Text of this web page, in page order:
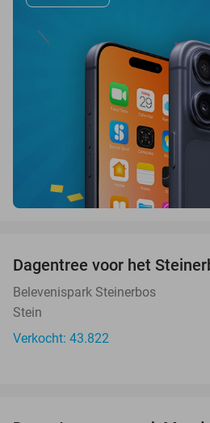
Dagentree voor het
Belevenispark Steinerbos
Stein
Verkocht: 43.822